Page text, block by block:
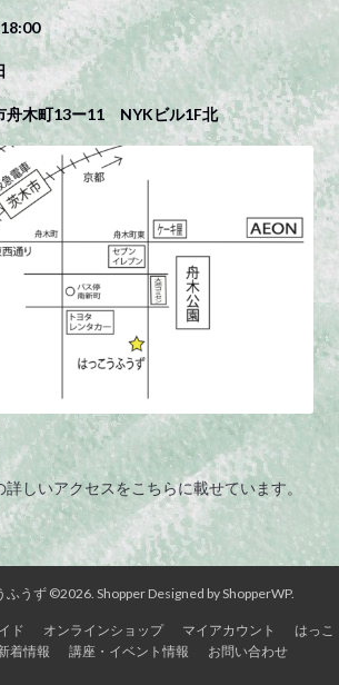
舟木町13ー11 NYKビル1F北
しいアクセスをこちらに載せています。
ふうず ©2026. ShopperDesigned byShopperWP.
ド オンラインショップ マイアカウント
はっこ
着情報 講座・イベント情報 お問い合わせ